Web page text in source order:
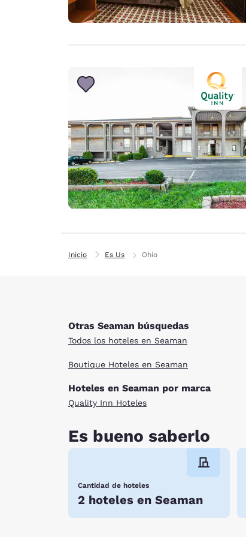
Inicio Es Us Ohio
Otras Seaman búsquedas
Todos los hoteles en Seaman
Boutique Hoteles en Seaman
Hoteles en Seaman por marca
Quality Inn Hoteles
Es bueno saberlo
Cantidad de hoteles
2 hoteles en Seaman